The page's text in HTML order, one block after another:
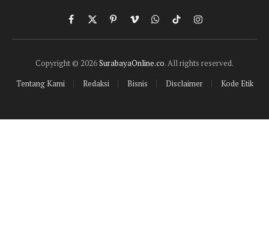
Facebook
X
(Twitter)
PinterestVimeoWhatsApp
TikTokInstagram
Copyright © 2026SurabayaOnline.co. All rights reserved.
Tentang Kami
Redaksi Bisnis Disclaimer Kode Etik